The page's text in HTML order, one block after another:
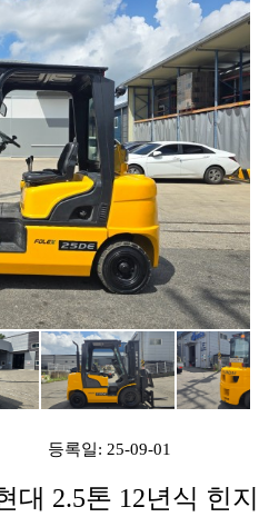
등록일: 25-09-01
대 2.5톤 12년식 힌지